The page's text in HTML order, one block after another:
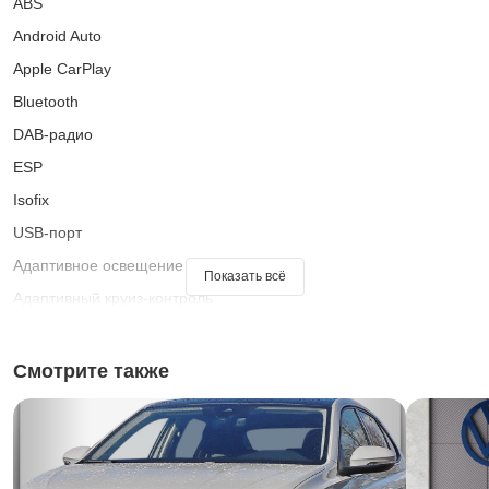
Android Auto
Apple CarPlay
Bluetooth
DAB-радио
ESP
Isofix
USB-порт
Адаптивное освещение на поворотах
Адаптивный круиз-контроль
Ассистент при старте на подъеме
Багажник на крыше
Безбликовые фары дальнего света
Беспроводная зарядка для смартфонов
Показать всё
Смотрите также